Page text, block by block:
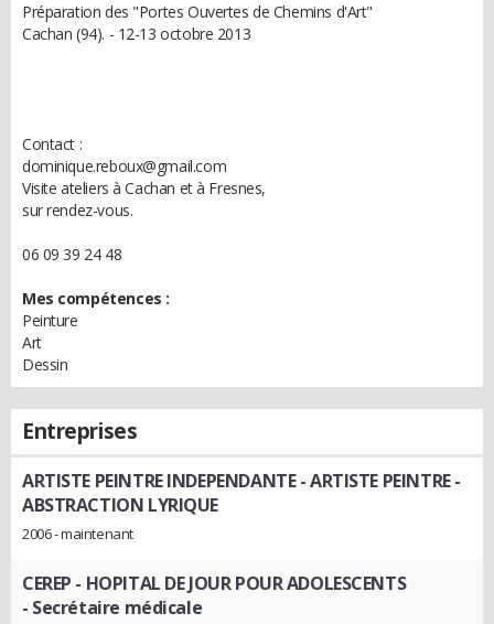
Préparation des "Portes Ouvertes de Chemins d'Art"
Cachan (94). - 12-13 octobre 2013
Contact :
dominique.reboux@gmail.com
Visite ateliers à Cachan et à Fresnes,
sur rendez-vous.
06 09 39 24 48
Mes compétences :
Peinture
Art
Dessin
Entreprises
ARTISTE PEINTRE INDEPENDANTE- ARTISTE PEINTRE -
ABSTRACTION LYRIQUE
2006 - maintenant
CEREP - HOPITAL DE JOUR POUR ADOLESCENTS
- Secrétaire médicale